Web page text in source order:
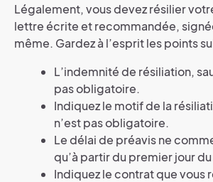
Légalement, vous devez résilier
lettre écrite et recommandée,
même. Gardez à l’esprit les points
L’indemnité de résiliation,
pas obligatoire.
Indiquez le motif de la
n’est pas obligatoire.
Le délai de préavis ne
qu’à partir du premier jour
Indiquez le contrat que vous